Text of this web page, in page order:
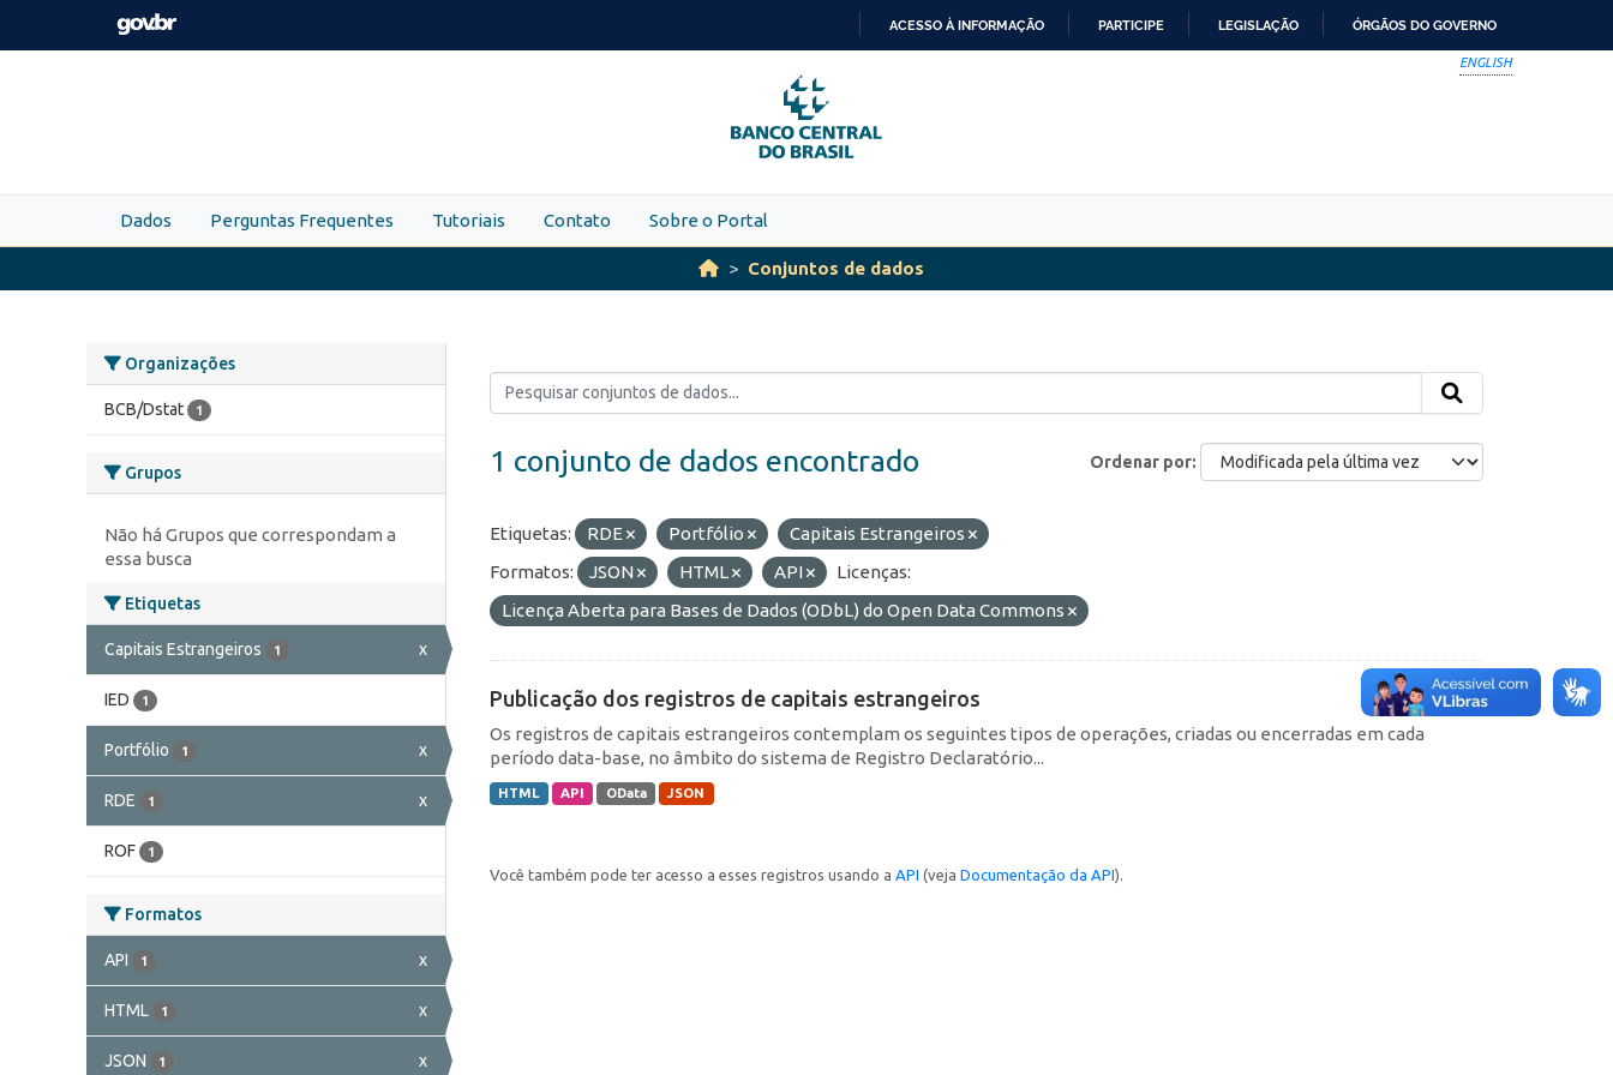
Skip to main content
PARA
O
CONTEÚDO
ACESSO À INFORMAÇÃO PARTICIPE LEGISLAÇÃO ÓRGÃOS DO GOVERNO
ENGLISH
Dados Perguntas Frequentes Tutoriais Contato Sobre o Portal
Conjuntos de dados
Organizações
BCB/Dstat 1
Grupos
Não há Grupos que correspondam a
essa busca
Etiquetas
Capitais Estrangeiros 1 x
IED 1
Portfólio 1 x
RDE 1 x
ROF 1
Formatos
API 1 x
HTML 1 x
JSON 1 x
Ordenar por
1 conjunto de dados encontrado
Etiquetas: RDE Portfólio
Capitais Estrangeiros
Formatos:
JSON HTML API
Licenças:
Licença Aberta para Bases de Dados (ODbL) do Open Data Commons
Publicação dos registros de capitais estrangeiros
Os registros de capitais estrangeiros contemplam os seguintes tipos de operações, criadas ou encerradas em cada
período data-base, no âmbito do sistema de Registro Declaratório...
HTML API OData JSON
Você também pode ter acesso a esses registros usando a API (veja Documentação da API).